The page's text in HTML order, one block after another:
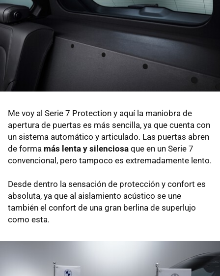
Me voy al Serie 7 Protection y aquí la maniobra de
apertura de puertas es más sencilla, ya que cuenta con
un sistema automático y articulado. Las puertas abren
de forma más lenta y silenciosa que en un Serie 7
convencional, pero tampoco es extremadamente lento.
Desde dentro la sensación de protección y confort es
absoluta, ya que al aislamiento acústico se une
también el confort de una gran berlina de superlujo
como esta.